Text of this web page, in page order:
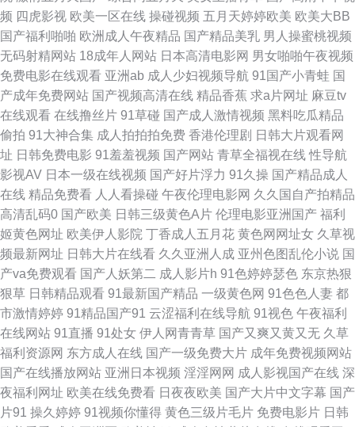
在线 国产免费看视频 午夜免费片在线观 大地资源网在线观 欧美日韩国产手
机视频 在线电影院网站 国产日韩a 日韩欧美在线视频观看 97SE亚洲国产综
合自在线不卡 美女制服で视频 亚洲综合中文字 国产精品永久免费视频 日韩
一级中文字幕 9919191919黄色变态视频 日本一道久久 a级视频 欧美va综合
一区二区自 国产色轻轻在线观看撒 日韩在线视频麻花 bt搜索磁力链接 女同
喷水 亚洲中文完全版 国产精品污污视频 日韩视频亚洲 超碰97最新更新 欧美
黑人a区 在线深夜福 经典午夜 亚洲欧美人成综合在线 免费福利精品视频 欧
洲亚洲日本 国自产拍91大 在线免费看影视网站 天天噜噜日日噜噜 欧美交配
网 中文字幕在线播放素人 日韩艳色av色网 国产成人综合久久 羞羞漫画网在
线观看 免费点影在线观看网址大全 伊人天天综合网 爽又黄的好看视频 精品
国产日韩一区三区 av超碰人人操 探花在线观看 久久综合久久日韩 八哥电影
频 四虎影视 欧美一区在线 操碰视频 五月天婷婷欧美 欧美大BB
国产福利啪啪 欧洲成人午夜精品 国产精品美乳 男人操蜜桃视频
无码射精网站 18成年人网站 日本高清电影网 男女啪啪午夜视频
免费电影在线观看 亚洲ab 成人少妇视频导航 91国产小青蛙 国
产成年免费网站 国产视频高清在线 精品香蕉 求a片网址 麻豆tv
在线观看 在线撸丝片 91草碰 国产成人激情视频 黑料吃瓜精品
偷拍 91大神合集 成人拍拍拍免费 香港伦理剧 日韩大片观看网
址 日韩免费电影 91羞羞视频 国产网站 青草全福视在线 性导航
影视AV 日本一级在线视频 国产好片浮力 91久操 国产精品成人
在线 精品免费看 人人看操碰 午夜伦理电影网 久久国自产拍精品
高清乱码0 国产欧美 日韩三级黄色A片 伦理电影亚洲国产 福利
姬黄色网址 欧美伊人影院 丁香成人五月花 黄色网网址女 久草视
频最新网址 日韩大片在线看 久久亚洲人成 亚州色图乱伦小说 国
产va免费观看 国产人妖第二 成人影片h 91色婷婷瑟色 东京热狠
狠草 日韩精品观看 91最新国产精品 一级黄色网 91色色人妻 都
市激情婷婷 91精品国产91 云涩福利在线导航 91视色 午夜福利
在线网站 91直播 91处女 伊人网青青草 国产又爽又黄又无 久草
福利资源网 东方成人在线 国产一级免费大片 成年免费视频网站
国产在线播放网站 亚洲日本视频 淫淫网网 成人影视国产在线 深
夜福利网址 欧美在线免费看 日夜夜欧美 国产大片中文字幕 国产
片91 操久婷婷 91视频你懂得 黄色三级片毛片 免费电影片 日韩